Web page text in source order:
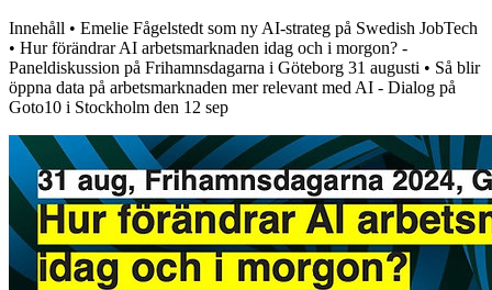
Innehåll • Emelie Fågelstedt som ny AI-strateg på Swedish JobTech
• Hur förändrar AI arbetsmarknaden idag och i morgon? -
Paneldiskussion på Frihamnsdagarna i Göteborg 31 augusti • Så blir
öppna data på arbetsmarknaden mer relevant med AI - Dialog på
Goto10 i Stockholm den 12 sep